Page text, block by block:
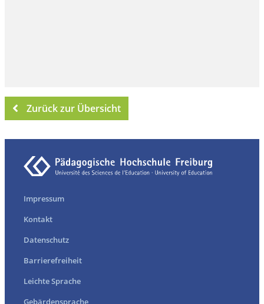
Zurück zur Übersicht
Impressum
Kontakt
Datenschutz
Barrierefreiheit
Leichte Sprache
Gebärdensprache